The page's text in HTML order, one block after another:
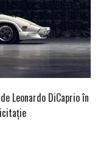
Leonardo DiCaprio în